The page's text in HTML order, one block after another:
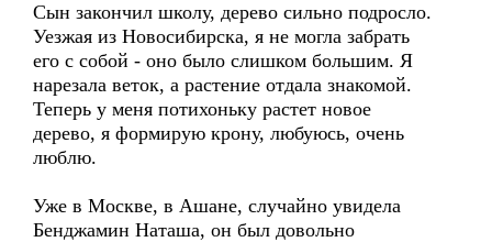
Сын закончил школу, дерево сильно подросло.
Уезжая из Новосибирска, я не могла забрать
его с собой - оно было слишком большим. Я
нарезала веток, а растение отдала знакомой.
Теперь у меня потихоньку растет новое
дерево, я формирую крону, любуюсь, очень
люблю.
Уже в Москве, в Ашане, случайно увидела
Бенджамин Наташа, он был довольно